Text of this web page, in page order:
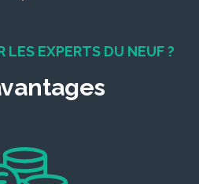
LES EXPERTS DU NEUF ?